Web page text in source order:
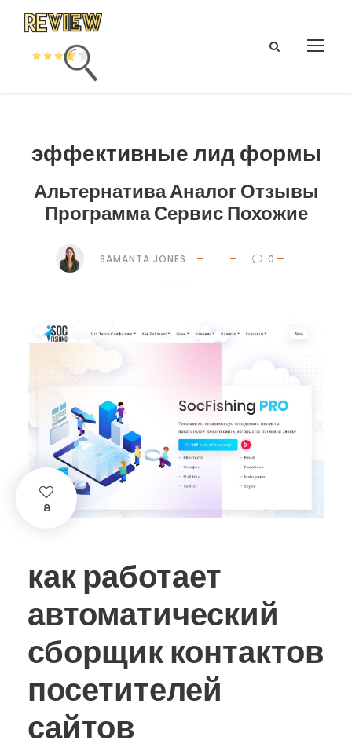
эффективные лид формы
Альтернатива Аналог Отзывы
Программа Сервис Похожие
SAMANTA JONES 0
8
как работает
автоматический
сборщик контактов
посетителей
сайтов